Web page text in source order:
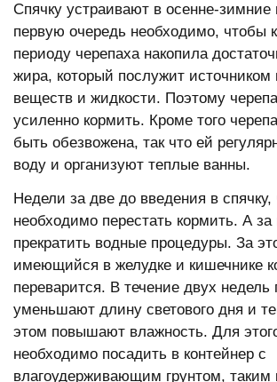
Спячку устраивают в осенне-
первую очередь необходимо, чтобы
периоду черепаха накопила
жира, который послужит источником
веществ и жидкости. Поэтому
усиленно кормить. Кроме того
быть обезвожена, так что ей
воду и организуют теплые ванны.
Недели за две до введения в
необходимо перестать кормить. А
прекратить водные процедуры. За
имеющийся в желудке и кишечнике
переварится. В течение двух недель
уменьшают длину светового дня и
этом повышают влажность. Для
необходимо посадить в контейнер с
влагоудерживающим грунтом, таким